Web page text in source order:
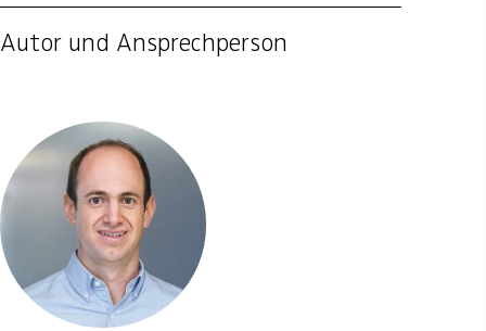
Autor und Ansprechperson